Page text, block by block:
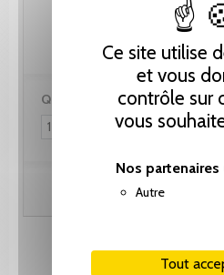
Ce site utilise
et vous
contrôle sur
vous
Nos partenaires
Autre
Tout
30.80
Quantité :
Ajouter au